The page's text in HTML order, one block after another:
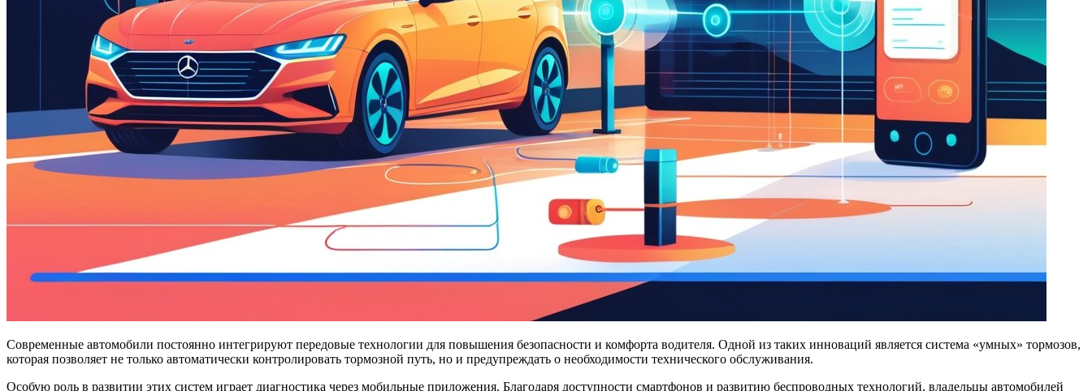
Современные автомобили постоянно интегрируют передовые технологии для повышения безопасности и комфорта водителя. Одной из таких инноваций является система «умных» тормозов,
которая позволяет не только автоматически контролировать тормозной путь, но и предупреждать о необходимости технического обслуживания.
Особую роль в развитии этих систем играет диагностика через мобильные приложения. Благодаря доступности смартфонов и развитию беспроводных технологий, владельцы автомобилей